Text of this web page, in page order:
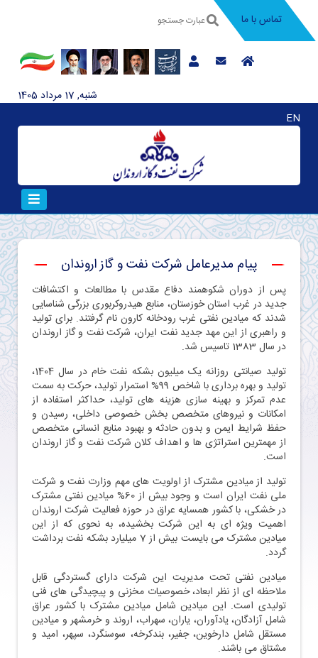
تماس با ما
شنبه, 17 مرداد 1405
EN
پیام مدیرعامل شرکت نفت و گاز اروندان
پس از دوران شکوهمند دفاع مقدس با مطالعات و اکتشافات
جدید در غرب استان خوزستان، منابع هیدروکربوری بزرگی شناسایی
شدند که میادین نفتی غرب رودخانه کارون نام گرفتند. برای تولید
و راهبری از این مهد جدید نفت ایران، شرکت نفت و گاز اروندان
در سال 1383 تاسیس شد.
تولید صیانتی روزانه یک میلیون بشکه نفت خام در سال 1404،
تولید و بهره برداری با شاخص 99% استمرار تولید، حرکت به سمت
عدم تمرکز و بهینه سازی هزینه های تولید، حداکثر استفاده از
امکانات و نیروهای متخصص بخش خصوصی داخلی، رسیدن و
حفظ شرایط ایمن و بدون حادثه و بهبود منابع انسانی متخصص
از مهمترین استراتژی ها و اهداف کلان شرکت نفت و گاز اروندان
است.
تولید از میادین مشترک از اولویت های مهم وزارت نفت و شرکت
ملی نفت ایران است و وجود بیش از 60% میادین نفتی مشترک
در خشکی، با کشور همسایه عراق در حوزه فعالیت شرکت اروندان
اهمیت ویژه ای به این شرکت بخشیده، به نحوی که از این
میادین مشترک می بایست بیش از 7 میلیارد بشکه نفت برداشت
گردد.
میادین نفتی تحت مدیریت این شرکت دارای گستردگی قابل
ملاحظه ای از نظر ابعاد، خصوصیات مخزنی و پیچیدگی های فنی
تولیدی است. این میادین شامل میادین مشترک با کشور عراق
شامل آزادگان، یادآوران، یاران، سهراب، اروند و خرمشهر و میادین
مستقل شامل دارخوین، جفیر، بندکرخه، سوسنگرد، سپهر، امید و
مشتاق می باشند.